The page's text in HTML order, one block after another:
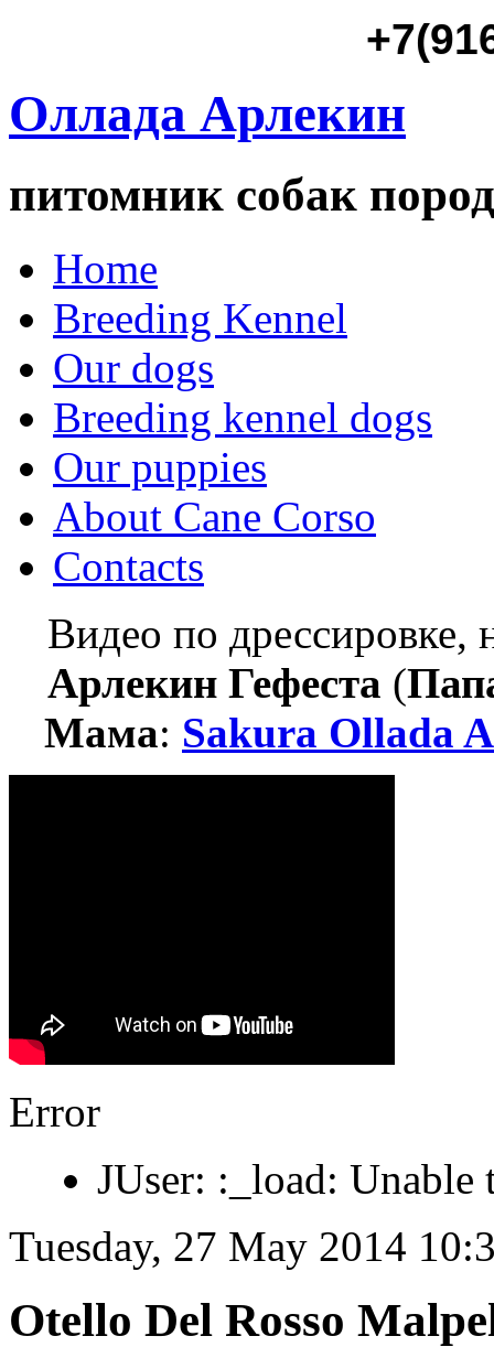
Оллада Арлекин
питомник собак
Home
Breeding Kennel
Our dogs
Breeding kennel dogs
Our puppies
About Cane Corso
Contacts
Видео по дрессировке,
Арлекин Гефеста (
Мама: Sakura Ollada
Error
JUser: :_load:
Tuesday, 27 May 2014
Otello Del Rosso